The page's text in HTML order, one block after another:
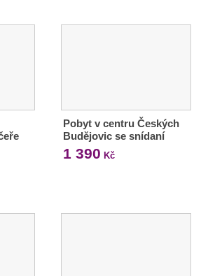
Pobyt v centru Českých
Budějovic se snídaní
1 390 Kč